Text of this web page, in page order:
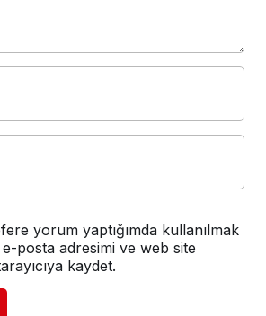
yorum yaptığımda kullanılmak
e-posta adresimi ve web site
kaydet.